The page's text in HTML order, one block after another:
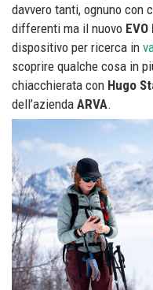
davvero tanti, ognuno con
differenti ma il nuovo EVO
dispositivo per ricerca in
scoprire qualche cosa in
chiacchierata con Hugo
dell’azienda ARVA.